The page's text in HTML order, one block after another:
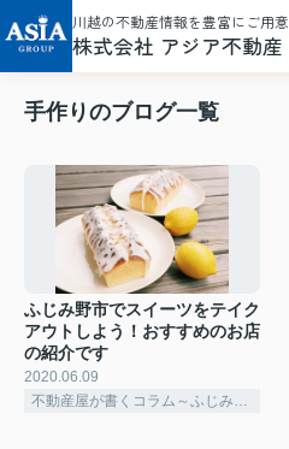
川越の不動産情報を豊富にご用意
株式会社 アジア不動産
手作りのブログ一覧
ふじみ野市でスイーツをテイク
アウトしよう！おすすめのお店
の紹介です
2020.06.09
不動産屋が書くコラム～ふじみ野市～